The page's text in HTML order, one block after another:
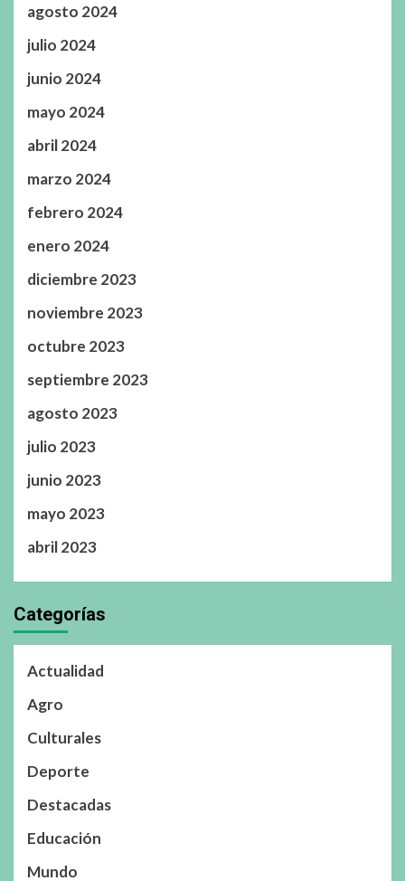
agosto 2024
julio 2024
junio 2024
mayo 2024
abril 2024
marzo 2024
febrero 2024
enero 2024
diciembre 2023
noviembre 2023
octubre 2023
septiembre 2023
agosto 2023
julio 2023
junio 2023
mayo 2023
abril 2023
Categorías
Actualidad
Agro
Culturales
Deporte
Destacadas
Educación
Mundo